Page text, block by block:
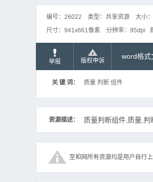
0198_020_SCBS4-20.SLDPRT
0198_101_Box_SKBU-1N-BL.sldprt
0198_102_Box_SKBU-1N-YE.sldprt
0198_201_Plate.SLDPRT
0198_204_Guide.SLDPRT
0198_207_Bracket.SLDPRT
0198_209_Block.SLDPRT
编号： 26022 类型： 共享资源 大小：
尺寸： 941x661像素 分辨率： 95dpi
举报 版权申诉
word格式
关 键 词： 质量 判断 组件
资源描述： 质量判断组件,质量,判
至和网所有资源均是用户自行